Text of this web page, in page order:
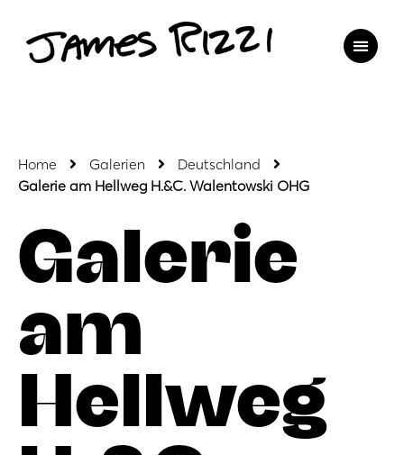
Home Galerien
Deutschland
Galerie am Hellweg H.&C. Walentowski OHG
Galerie
am
Hellweg